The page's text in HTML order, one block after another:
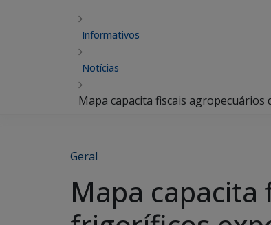
Informativos
Notícias
Mapa capacita fiscais
Geral
Mapa